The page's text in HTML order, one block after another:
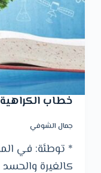
خطاب
جمال الشوفي
* توطئة: في
كالغيرة والحسد